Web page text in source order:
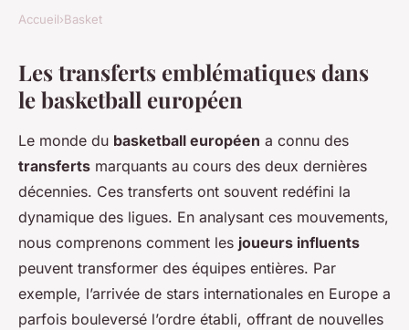
Les transferts qui ont
bouleversé le basketball
européen
Kylian 23 avril 2025 5 min de lecture
Accueil›Basket
Les transferts emblématiques dans
le basketball européen
Le monde du basketball européen a connu des
transferts marquants au cours des deux dernières
décennies. Ces transferts ont souvent redéfini la
dynamique des ligues. En analysant ces mouvements,
nous comprenons comment les joueurs influents
peuvent transformer des équipes entières. Par
exemple, l’arrivée de stars internationales en Europe a
parfois bouleversé l’ordre établi, offrant de nouvelles